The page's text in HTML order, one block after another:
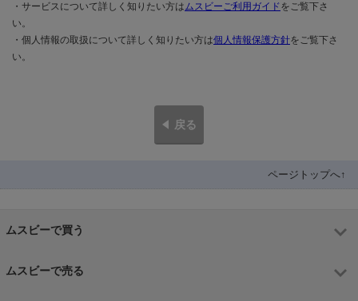
・サービスについて詳しく知りたい方はムスビーご利用ガイドをご覧下さ
い。
・個人情報の取扱について詳しく知りたい方は個人情報保護方針をご覧下さ
い。
戻る
ページトップへ↑
ムスビーで買う
ムスビーで売る